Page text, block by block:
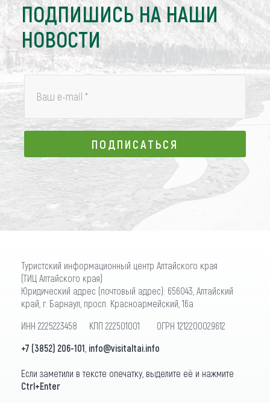
ПОДПИШИСЬ НА НАШИ
НОВОСТИ
Ваш e-mail *
ПОДПИСАТЬСЯ
ПОДПИСАТЬСЯ
Туристский информационный центр Алтайского края
(ТИЦ Алтайского края)
Юридический адрес (почтовый адрес): 656043, Алтайский
край, г. Барнаул, просп. Красноармейский, 16а
ИНН 2225223458 КПП 222501001 ОГРН 1212200029612
+7 (3852) 206-101 info@visitaltai.info
Если заметили в тексте опечатку, выделите её и нажмите
Ctrl+Enter